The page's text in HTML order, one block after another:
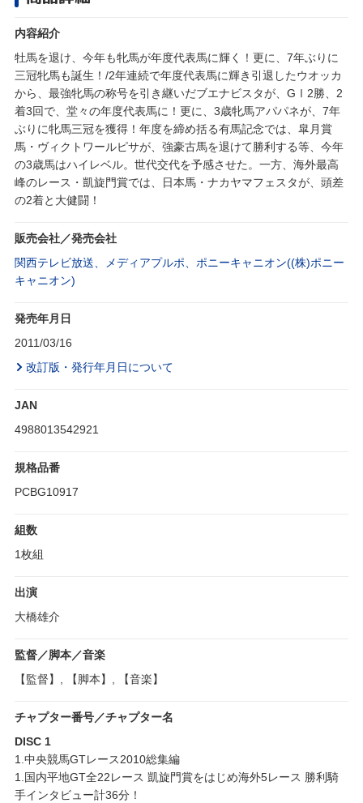
内容紹介
牡馬を退け、今年も牝馬が年度代表馬に輝く！更に、7年ぶりに
三冠牝馬も誕生！/2年連続で年度代表馬に輝き引退したウオッカ
から、最強牝馬の称号を引き継いだブエナビスタが、GⅠ2勝、2
着3回で、堂々の年度代表馬に！更に、3歳牝馬アパパネが、7年
ぶりに牝馬三冠を獲得！年度を締め括る有馬記念では、皐月賞
馬・ヴィクトワールピサが、強豪古馬を退けて勝利する等、今年
の3歳馬はハイレベル。世代交代を予感させた。一方、海外最高
峰のレース・凱旋門賞では、日本馬・ナカヤマフェスタが、頭差
の2着と大健闘！
販売会社／発売会社
関西テレビ放送、メディアプルポ、ポニーキャニオン((株)ポニー
キャニオン)
発売年月日
2011/03/16
改訂版・発行年月日について
JAN
4988013542921
規格品番
PCBG10917
組数
1枚組
出演
大橋雄介
監督／脚本／音楽
【監督】, 【脚本】, 【音楽】
チャプター番号／チャプター名
DISC 1
1.中央競馬GTレース2010総集編
1.国内平地GT全22レース 凱旋門賞をはじめ海外5レース 勝利騎
手インタビュー計36分！